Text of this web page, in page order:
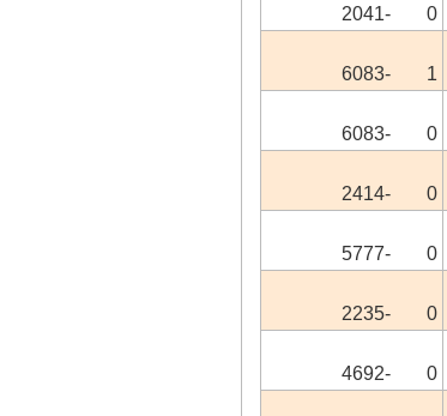
2041- 0
6083- 1
6083- 0
2414- 0
5777- 0
2235- 0
4692- 0